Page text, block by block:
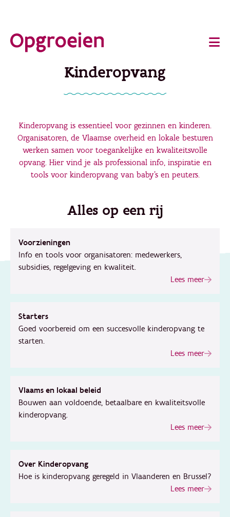
direct
Main
navigationKinderopvang
Kinderopvang is essentieel voor gezinnen en kinderen.
Organisatoren, de Vlaamse overheid en lokale besturen
werken samen voor toegankelijke en kwaliteitsvolle
opvang. Hier vind je als professional info, inspiratie en
tools voor kinderopvang van baby's en peuters.
Alles op een rij
Voorzieningen
Info en tools voor organisatoren: medewerkers,
subsidies, regelgeving en kwaliteit.
Lees meer
Starters
Goed voorbereid om een succesvolle kinderopvang te
starten.
Lees meer
Vlaams en lokaal beleid
Bouwen aan voldoende, betaalbare en kwaliteitsvolle
kinderopvang.
Lees meer
Over Kinderopvang
Hoe is kinderopvang geregeld in Vlaanderen en Brussel?
Lees meer